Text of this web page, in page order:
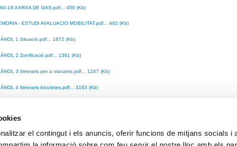
el contingut i els anuncis, oferir funcions de mitjans socials i
19-XARXA DE GAS.pdf... 450 (Kb)
- ESTUDI AVALUACIO MOBILITAT.pdf... 402 (Kb)
1 Situacio.pdf... 1872 (Kb)
2 Zonificació.pdf... 1361 (Kb)
3 Itineraris per a vianants.pdf... 1247 (Kb)
4 Itineraris bicicletes.pdf... 3163 (Kb)
6 Itineraris vehicles.pdf... 1314 (Kb)
7 Viatges generats.pdf... 1523 (Kb)